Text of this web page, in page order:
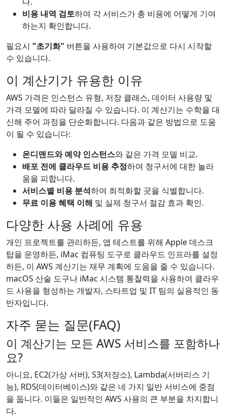
비용 내역 검토하여 각 서비스가 총 비용에 어떻게 기여
하는지 확인합니다.
필요시 "초기화" 버튼을 사용하여 기본값으로 다시 시작할
수 있습니다.
이 계산기가 유용한 이유
AWS 가격은 인스턴스 유형, 저장 클래스, 데이터 사용량 및
가격 모델에 따라 달라질 수 있습니다. 이 계산기는 수학을 대
신해 주어 과정을 단순화합니다. 다음과 같은 방법으로 도움
이 될 수 있습니다:
온디맨드와 예약 인스턴스와 같은 가격 모델 비교.
배포 전에 클라우드 비용 추정하여 청구서에 대한 놀라
움을 피합니다.
서비스별 비용 분석하여 최적화할 곳을 식별합니다.
무료 이용 혜택 이해 및 실제 청구서 절감 효과 확인.
다양한 사용 사례에 유용
개인 프로젝트를 관리하든, 앱 테스트를 위해 Apple 데스크
탑을 운영하든, iMac 컴퓨팅 도구로 클라우드 인프라를 설정
하든, 이 AWS 계산기는 재무 계획에 도움을 줄 수 있습니다.
macOS 산술 도구나 iMac 시스템 통찰력을 사용하여 클라우
드 사용을 형성하는 개발자, 스타트업 및 IT 팀의 실용적인 동
반자입니다.
자주 묻는 질문(FAQ)
이 계산기는 모든 AWS 서비스를 포함하나
요?
아니요, EC2(가상 서버), S3(저장소), Lambda(서버리스 기
능), RDS(데이터베이스)와 같은 네 가지 일반 서비스에 중점
을 둡니다. 이들은 일반적인 AWS 사용의 큰 부분을 차지합니
다.